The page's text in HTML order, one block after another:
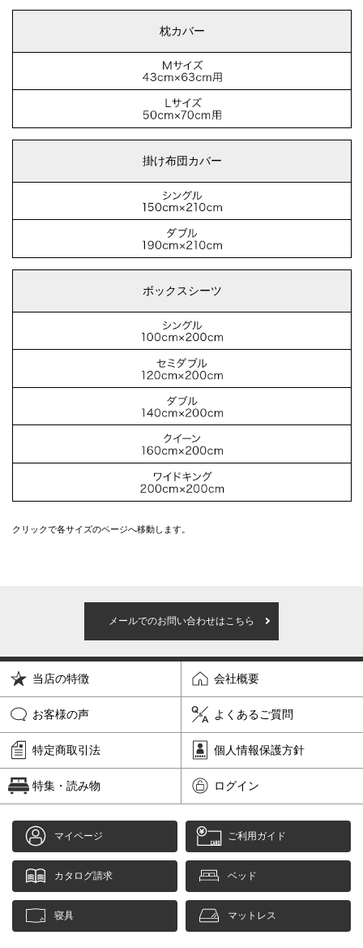
枕カバー
掛け布団カバー
ボックスシーツ
クリックで各サイズのページへ移動します。
メールでのお問い合わせはこちら
当店の特徴 会社概要
お客様の声 よくあるご質問
特定商取引法 個人情報保護方針
特集・読み物 ログイン
マイページ ご利用ガイド
カタログ請求 ベッド
寝具 マットレス